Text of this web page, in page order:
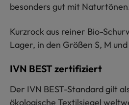
besonders gut mit
Kurzrock aus reiner Bio-
Lager, in den Größen S, M
IVN BEST zertifiziert
Der IVN BEST-Standard gilt
ökologische Textilsiegel